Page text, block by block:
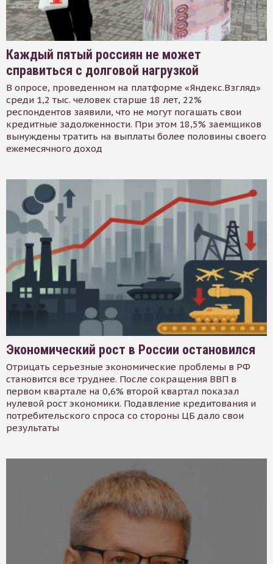
Каждый пятый россиян не может
справиться с долговой нагрузкой
В опросе, проведенном на платформе «Яндекс.Взгляд»
среди 1,2 тыс. человек старше 18 лет, 22%
респондентов заявили, что не могут погашать свои
кредитные задолженности. При этом 18,5% заемщиков
вынуждены тратить на выплаты более половины своего
ежемесячного доход
Экономический рост в России остановился
Отрицать серьезные экономические проблемы в РФ
становится все труднее. После сокращения ВВП в
первом квартале на 0,6% второй квартал показал
нулевой рост экономики. Подавление кредитования и
потребительского спроса со стороны ЦБ дало свои
результаты